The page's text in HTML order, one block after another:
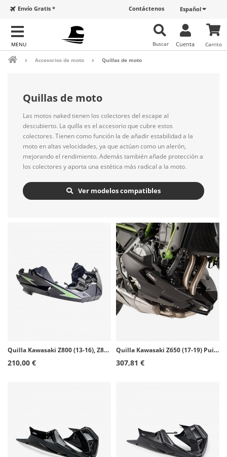
Español
Contáctenos
Envío Gratis *
Carrito
Cuenta
Buscar
Accesorios de moto Quillas de moto
Quillas de moto
Las motos naked tienen los colectores del escape al
descubierto. La quilla es el accesorio que cubre estos
colectores. Tienen como función la de añadir estabilidad a la
moto en altas velocidades, ya que actúan como un alerón,
mejorando el rendimiento. Además también añade protección a
los colectores y aporta una estética más radical a la moto.
Ver modelos compatibles
Quilla Kawasaki Z800 (13-16), Z800E (13-16) Puig Símil carbono 6507C
210,00 €
Quilla Kawasaki Z650 (17-19) Puig Negro 9589J
307,81 €